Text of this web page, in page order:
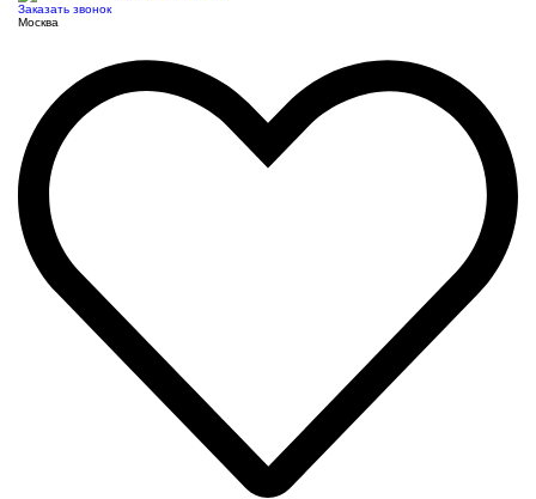
Заказать звонок
Москва